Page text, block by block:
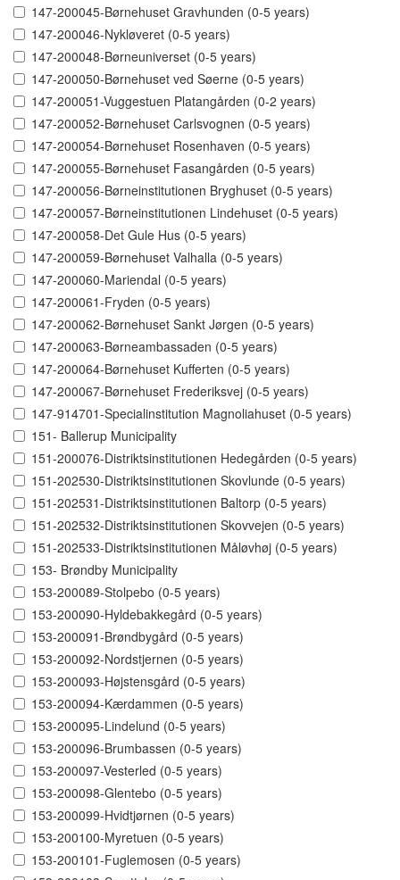
147-200045-Børnehuset Gravhunden (0-5 years)
147-200046-Nykløveret (0-5 years)
147-200048-Børneuniverset (0-5 years)
147-200050-Børnehuset ved Søerne (0-5 years)
147-200051-Vuggestuen Platangården (0-2 years)
147-200052-Børnehuset Carlsvognen (0-5 years)
147-200054-Børnehuset Rosenhaven (0-5 years)
147-200055-Børnehuset Fasangården (0-5 years)
147-200056-Børneinstitutionen Bryghuset (0-5 years)
147-200057-Børneinstitutionen Lindehuset (0-5 years)
147-200058-Det Gule Hus (0-5 years)
147-200059-Børnehuset Valhalla (0-5 years)
147-200060-Mariendal (0-5 years)
147-200061-Fryden (0-5 years)
147-200062-Børnehuset Sankt Jørgen (0-5 years)
147-200063-Børneambassaden (0-5 years)
147-200064-Børnehuset Kufferten (0-5 years)
147-200067-Børnehuset Frederiksvej (0-5 years)
147-914701-Specialinstitution Magnoliahuset (0-5 years)
151- Ballerup Municipality
151-200076-Distriktsinstitutionen Hedegården (0-5 years)
151-202530-Distriktsinstitutionen Skovlunde (0-5 years)
151-202531-Distriktsinstitutionen Baltorp (0-5 years)
151-202532-Distriktsinstitutionen Skovvejen (0-5 years)
151-202533-Distriktsinstitutionen Måløvhøj (0-5 years)
153- Brøndby Municipality
153-200089-Stolpebo (0-5 years)
153-200090-Hyldebakkegård (0-5 years)
153-200091-Brøndbygård (0-5 years)
153-200092-Nordstjernen (0-5 years)
153-200093-Højstensgård (0-5 years)
153-200094-Kærdammen (0-5 years)
153-200095-Lindelund (0-5 years)
153-200096-Brumbassen (0-5 years)
153-200097-Vesterled (0-5 years)
153-200098-Glentebo (0-5 years)
153-200099-Hvidtjørnen (0-5 years)
153-200100-Myretuen (0-5 years)
153-200101-Fuglemosen (0-5 years)